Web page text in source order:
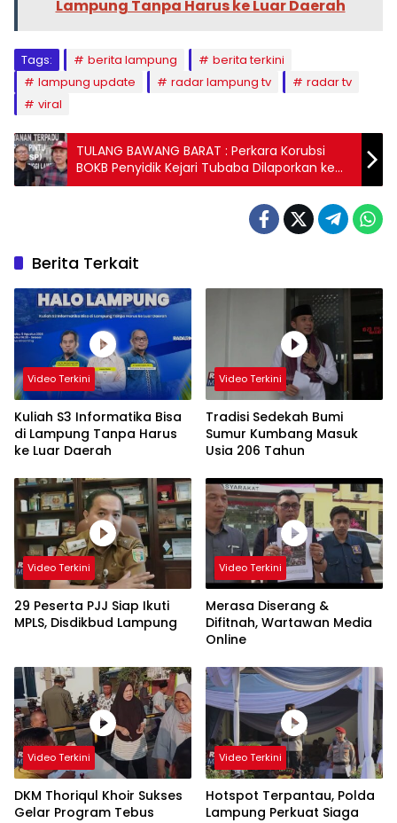
Lampung Tanpa Harus ke Luar Daerah
Tags: berita lampung
berita terkini
lampung update
radar lampung tv
radar tv
viral
TULANG BAWANG BARAT : Perkara Korubsi
BOKB Penyidik Kejari Tubaba Dilaporkan ke
Kejati Lampung
Berita Terkait
Video Terkini
Kuliah S3 Informatika Bisa
di Lampung Tanpa Harus
ke Luar Daerah
Video Terkini
Tradisi Sedekah Bumi
Sumur Kumbang Masuk
Usia 206 Tahun
Video Terkini
29 Peserta PJJ Siap Ikuti
MPLS, Disdikbud Lampung
Video Terkini
Merasa Diserang &
Difitnah, Wartawan Media
Online
Video Terkini
DKM Thoriqul Khoir Sukses
Gelar Program Tebus
Video Terkini
Hotspot Terpantau, Polda
Lampung Perkuat Siaga